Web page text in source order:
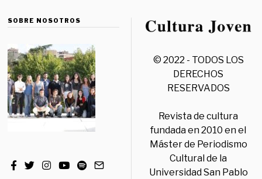
SOBRE NOSOTROS
© 2022 - TODOS LOS
DERECHOS
RESERVADOS
Revista de cultura
fundada en 2010 en el
Máster de Periodismo
Cultural de la
Universidad San Pablo